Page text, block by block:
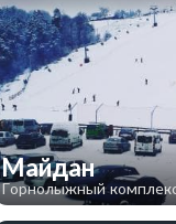
Майдан
Горнолыжный